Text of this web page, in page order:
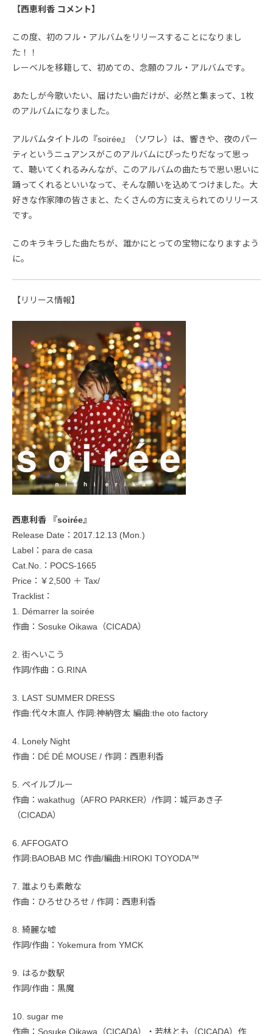
【西恵利香 コメント】
この度、初のフル・アルバムをリリースすることになりまし
た！！
レーベルを移籍して、初めての、念願のフル・アルバムです。
あたしが今歌いたい、届けたい曲だけが、必然と集まって、1枚
のアルバムになりました。
アルバムタイトルの『soirée』（ソワレ）は、響きや、夜のパー
ティというニュアンスがこのアルバムにぴったりだなって思っ
て、聴いてくれるみんなが、このアルバムの曲たちで思い思いに
踊ってくれるといいなって、そんな願いを込めてつけました。大
好きな作家陣の皆さまと、たくさんの方に支えられてのリリース
です。
このキラキラした曲たちが、誰かにとっての宝物になりますよう
に。
【リリース情報】
西恵利香 『soirée』
Release Date：2017.12.13 (Mon.)
Label：para de casa
Cat.No.：POCS-1665
Price：￥2,500 ＋ Tax/
Tracklist：
1. Démarrer la soirée
作曲：Sosuke Oikawa（CICADA）
2. 街へいこう
作詞/作曲：G.RINA
3. LAST SUMMER DRESS
作曲:代々木直人 作詞:神納啓太 編曲:the oto factory
4. Lonely Night
作曲：DÉ DÉ MOUSE / 作詞：西恵利香
5. ペイルブルー
作曲：wakathug（AFRO PARKER）/作詞：城戸あき子
（CICADA）
6. AFFOGATO
作詞:BAOBAB MC 作曲/編曲:HIROKI TOYODA™
7. 誰よりも素敵な
作曲：ひろせひろせ / 作詞：西恵利香
8. 綺麗な嘘
作詞/作曲：Yokemura from YMCK
9. はるか数駅
作詞/作曲：黒魔
10. sugar me
作曲：Sosuke Oikawa（CICADA）・若林とも（CICADA）作